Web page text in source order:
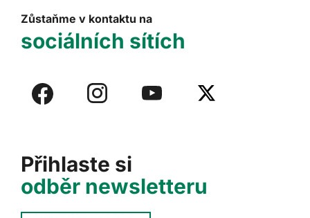
Přihlaste si
odběr newsletteru
Zůstaňme v kontaktu na
sociálních sítích